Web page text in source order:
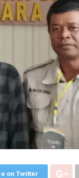
on Twitter